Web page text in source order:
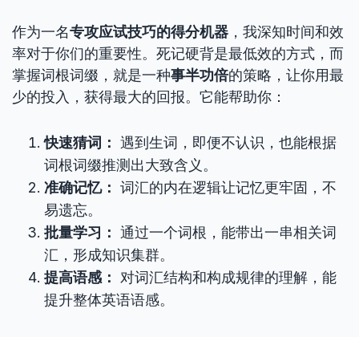
作为一名专攻应试技巧的得分机器 ，我深知时间和效
率对于你们的重要性。死记硬背是最低效的方式，而
掌握词根词缀，就是一种事半功倍的策略，让你用最
少的投入，获得最大的回报。它能帮助你：
快速猜词： 遇到生词，即便不认识，也能根据
词根词缀推测出大致含义。
准确记忆： 词汇的内在逻辑让记忆更牢固，不
易遗忘。
批量学习： 通过一个词根，能带出一串相关词
汇，形成知识集群。
提高语感：
对词汇结构和构成规律的理解，能
提升整体英语语感。